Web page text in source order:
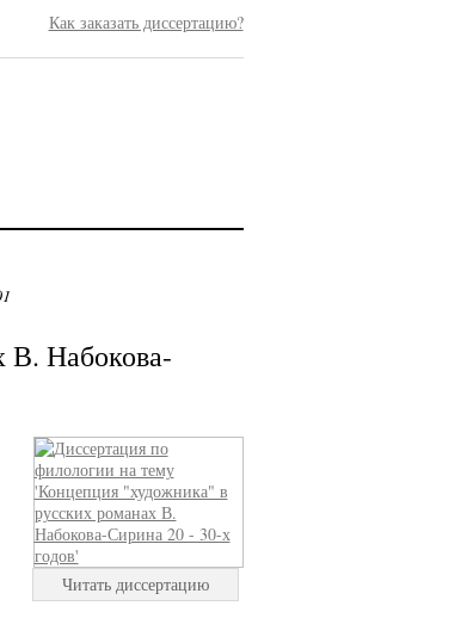
Как заказать диссертацию?
В. Набокова-
Читать диссертацию